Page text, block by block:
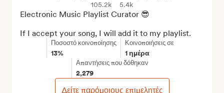
105.2k 5.4k
Electronic Music Playlist Curator 😎
If I accept your song, I will add it to my playlist.
Ποσοστό κοινοποίησης
13%
Κοινοποιήσεις σε
1 ημέρα
Απαντήσεις που δόθηκαν
2,279
Δείτε παρόμοιους επιμελητές